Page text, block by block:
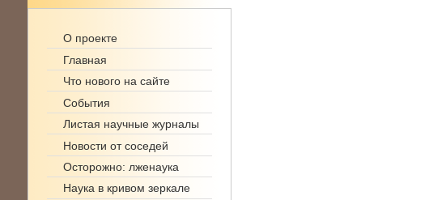
О проекте
Главная
Что нового на сайте
События
Листая научные журналы
Новости от соседей
Осторожно: лженаука
Наука в кривом зеркале